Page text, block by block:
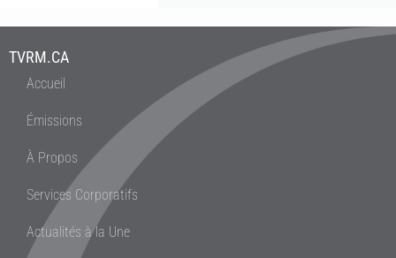
TVRM.CA
Accueil
Émissions
À Propos
Services Corporatifs
Actualités à la Une